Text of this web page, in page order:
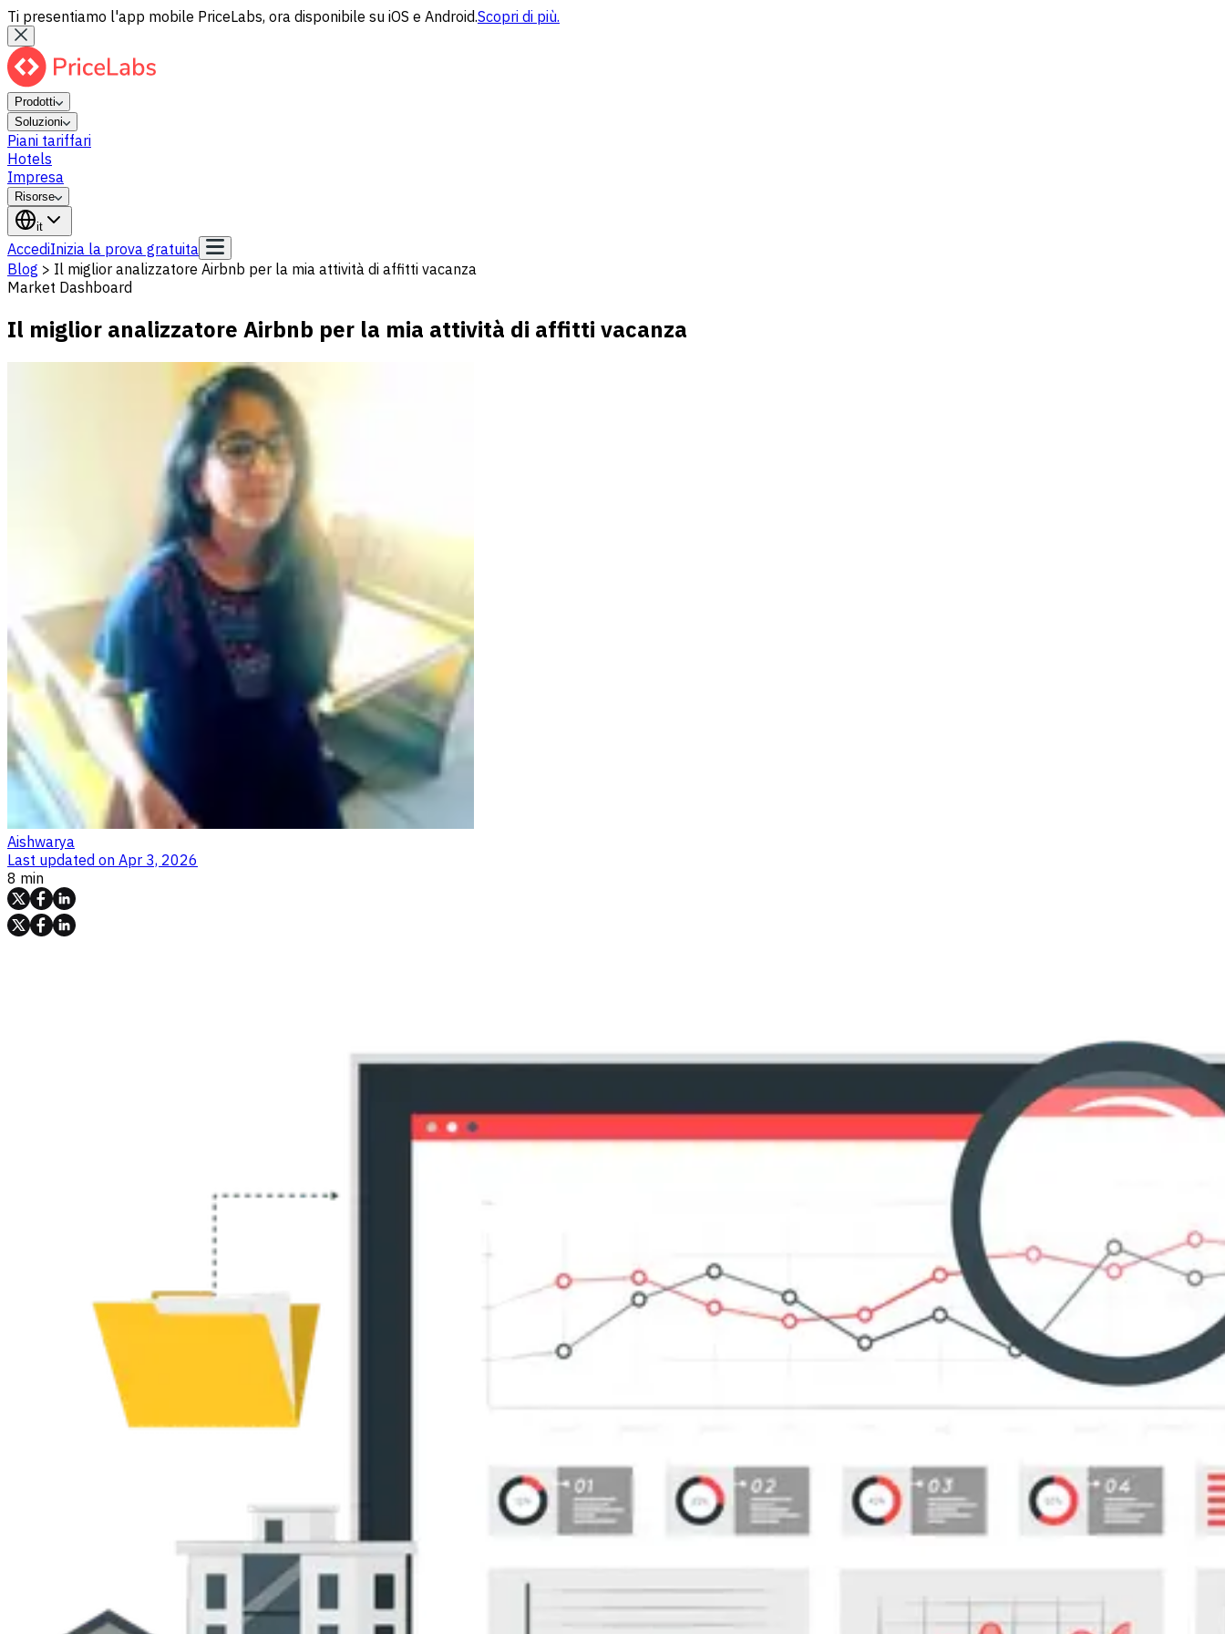
Ti presentiamo l'app mobile PriceLabs, ora disponibile su iOS e Android.Scopri di più.
Prodotti
Soluzioni
Piani tariffari
Hotels
Impresa
Risorse
it
AccediInizia la prova gratuita
Blog > Il miglior analizzatore Airbnb per la mia attività di affitti vacanza
Market Dashboard
Il miglior analizzatore Airbnb per la mia attività di affitti vacanza
Aishwarya
Last updated on Apr 3, 2026
8 min